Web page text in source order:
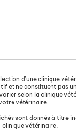
d’une clinique
et ne constituent pas
selon la clinique
vétérinaire.
sont donnés à titre
clinique vétérinaire.